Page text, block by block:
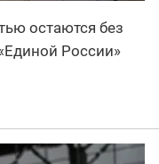
остаются без
России»